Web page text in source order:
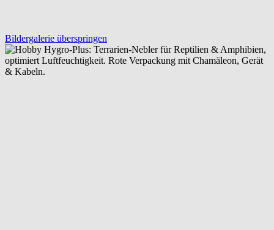
Bildergalerie überspringen